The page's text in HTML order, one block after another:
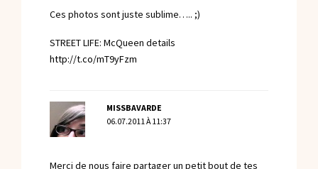
Ces photos sont juste sublime….. ;)
STREET LIFE: McQueen details
http://t.co/mT9yFzm
MISSBAVARDE
06.07.2011 À 11:37
Merci de nous faire partager un petit bout de tes